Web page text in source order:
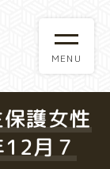
護女性
月７